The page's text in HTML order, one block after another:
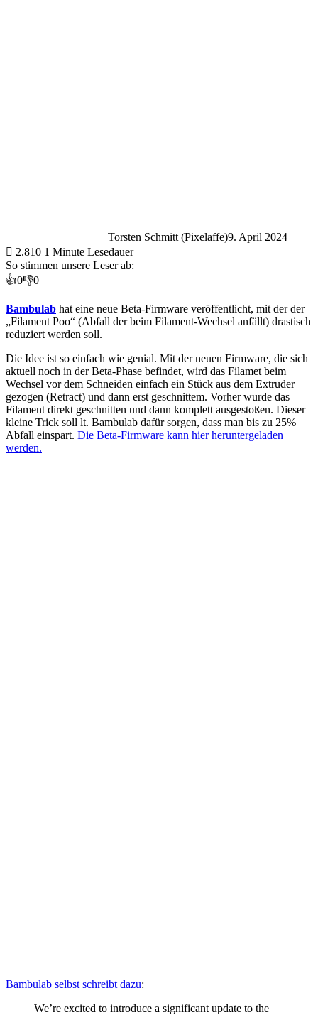
Torsten Schmitt (Pixelaffe)9. April 2024
2.810 1 Minute Lesedauer
So stimmen unsere Leser ab:
👍0👎0
Bambulab hat eine neue Beta-Firmware veröffentlicht, mit der der
„Filament Poo“ (Abfall der beim Filament-Wechsel anfällt) drastisch
reduziert werden soll.
Die Idee ist so einfach wie genial. Mit der neuen Firmware, die sich
aktuell noch in der Beta-Phase befindet, wird das Filamet beim
Wechsel vor dem Schneiden einfach ein Stück aus dem Extruder
gezogen (Retract) und dann erst geschnittem. Vorher wurde das
Filament direkt geschnitten und dann komplett ausgestoßen. Dieser
kleine Trick soll lt. Bambulab dafür sorgen, dass man bis zu 25%
Abfall einspart. Die Beta-Firmware kann hier heruntergeladen
werden.
Bambulab selbst schreibt dazu:
We’re excited to introduce a significant update to the